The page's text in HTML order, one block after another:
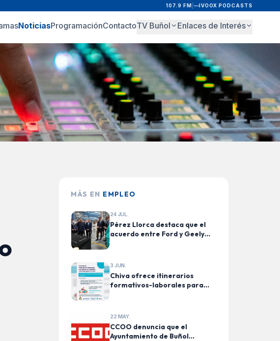
107.9 FM IVOOX PODCASTS
NoticiasProgramaciónContactoTV Buñol Enlaces de Interés
MÁS EN EMPLEO
24 JUL.
Pérez Llorca destaca que el
acuerdo entre Ford y Geely
Comunitat Valenciana”
3 JUN.
Chiva ofrece itinerarios
formativos-laborales para
22 MAY.
CCOO denuncia que el
Ayuntamiento de Buñol